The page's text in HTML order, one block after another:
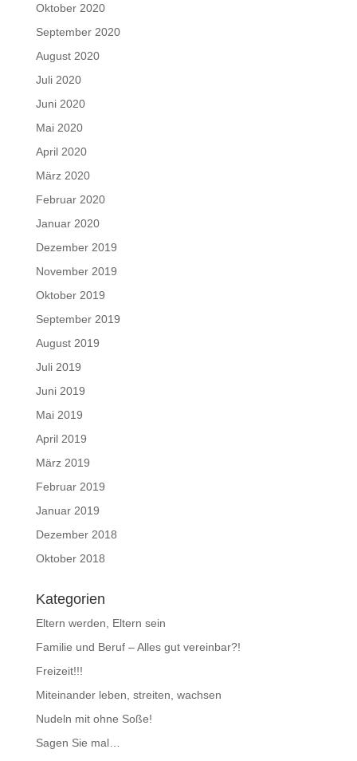
Oktober 2020
September 2020
August 2020
Juli 2020
Juni 2020
Mai 2020
April 2020
März 2020
Februar 2020
Januar 2020
Dezember 2019
November 2019
Oktober 2019
September 2019
August 2019
Juli 2019
Juni 2019
Mai 2019
April 2019
März 2019
Februar 2019
Januar 2019
Dezember 2018
Oktober 2018
Kategorien
Eltern werden, Eltern sein
Familie und Beruf – Alles gut vereinbar?!
Freizeit!!!
Miteinander leben, streiten, wachsen
Nudeln mit ohne Soße!
Sagen Sie mal…